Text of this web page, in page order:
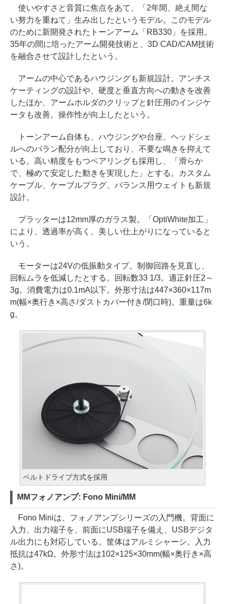
使いやすさと音質に焦点をあて、「2年間、絶え間な
い努力を重ねて」生み出したというモデル。このモデル
のために新開発されたトーンアーム「RB330」を採用。
35年の間に培ったアーム開発技術と、3D CAD/CAM技術
を融合させて設計したという。
アームの中心であるハウジングも新規設計。アンチス
ケーティングの設計や、硬度と垂直方向への動きを改善
したほか、アームホルダのクリップと針圧用のインジケ
ータも改善。操作性が向上したという。
トーンアーム自体も、ハウジングや台座、ヘッドシェ
ルへのバラン配分が向上しており、不要な鳴きを抑えて
いる。高い精度をもつベアリングも採用し、「滑らか
で、極めて安定した動きを実現した」とする。カスタム
ケーブル、ケーブルプラグ、バランス用ウェイトも新規
設計。
プラッターは12mm厚のガラス製。「OptiWhite加工」
により、透過率が高く、美しい仕上がりになっていると
いう。
モーターは24Vの低振動タイプ。制御回路を見直し、
回転ムラを低減したとする。回転数33 1/3。適正針圧2～
3g。消費電力は0.1mA以下。外形寸法は447×360×117m
m(幅×奥行き×高さ/ダストカバー付き/閉口時)。重量は6k
g。
ベルトドライブ方式を採用
MMフォノアンプ: Fono Mini/MM
Fono Miniは、フォノアンプシリーズの入門機。背面に
入力、出力端子を、前面にUSB端子を備え、USBデジタ
ル出力にも対応している。筐体はアルミシャーシ。入力
抵抗は47kΩ。外形寸法は102×125×30mm(幅×奥行き×高
さ)。